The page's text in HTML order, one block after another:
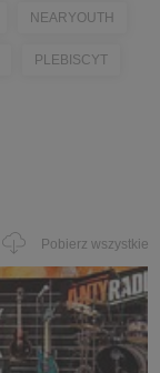
NEARYOUTH
PLEBISCYT
Pobierz wszystkie